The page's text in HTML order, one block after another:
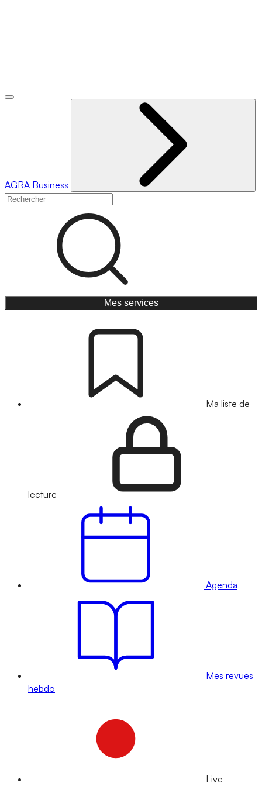
AGRA Business
Mes services
Ma liste de
lecture
Agenda
Mes revues
hebdo
Live